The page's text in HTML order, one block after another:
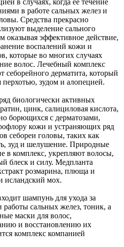
в работе сальных желез и
Средства прекрасно
выделение сального
оказывая эффективное действие,
воспалений кожи и
которые во многих случаях
волос. Лечебный комплекс
себорейного дерматита, который
перхотью, зудом и алопецией.
биологически активных
цинк, салициловая кислота,
борющихся с дерматозами,
кожи и устраняющих ряд
себореи головы, таких как
зуд и шелушение. Природные
в комплекс, укрепляют волосы,
блеск и силу. Медпланта
розмарина, плюща и
исландский мох.
шампунь для ухода за
работы сальных желез, тоник, а
маски для волос,
и восстановлению их
комплекс компанией